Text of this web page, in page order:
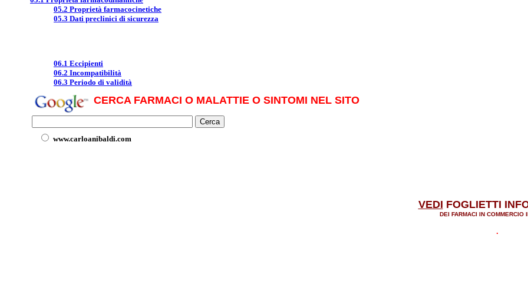
05.2 Proprietà farmacocinetiche
05.3 Dati preclinici di sicurezza
06.1 Eccipienti
06.2 Incompatibilità
06.3 Periodo di validità
CERCA FARMACI O MALATTIE O SINTOMI NEL SITO
www.carloanibaldi.com
VEDI FOGLIETTI
DEI FARMACI IN COMMERCIO
.